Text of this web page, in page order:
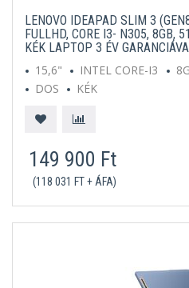
LENOVO IDEAPAD SLIM 3
FULLHD, CORE I3- N305, 8GB,
KÉK LAPTOP 3 ÉV
15,6"
INTEL CORE-I3
DOS
KÉK
149 900 Ft
(118 031 FT + ÁFA)